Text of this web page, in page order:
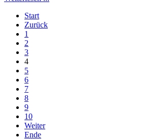
Start
Zurück
1
2
3
4
5
6
7
8
9
10
Weiter
Ende